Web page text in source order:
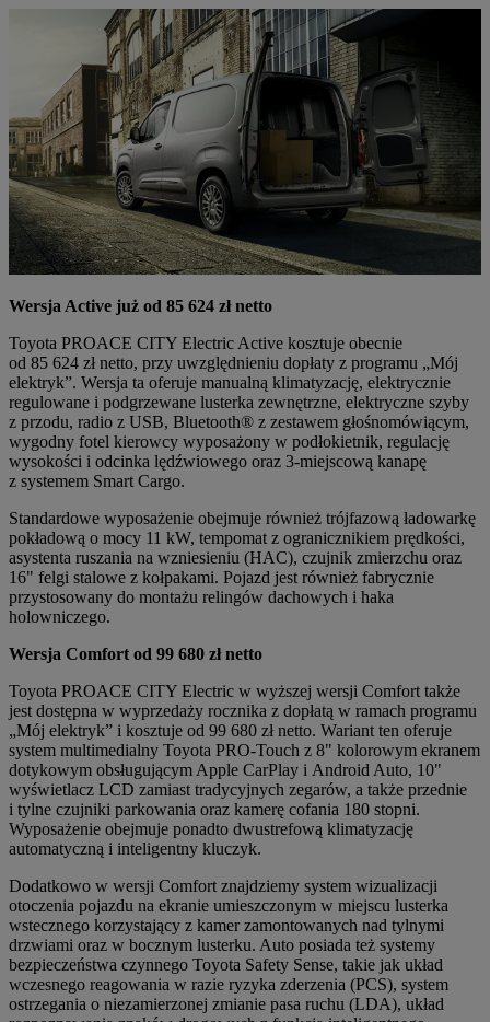
Wersja Active już od 85 624 zł netto
Toyota PROACE CITY Electric Active kosztuje obecnie
od 85 624 zł netto, przy uwzględnieniu dopłaty z programu „Mój
elektryk”. Wersja ta oferuje manualną klimatyzację, elektrycznie
regulowane i podgrzewane lusterka zewnętrzne, elektryczne szyby
z przodu, radio z USB, Bluetooth® z zestawem głośnomówiącym,
wygodny fotel kierowcy wyposażony w podłokietnik, regulację
wysokości i odcinka lędźwiowego oraz 3-miejscową kanapę
z systemem Smart Cargo.
Standardowe wyposażenie obejmuje również trójfazową ładowarkę
pokładową o mocy 11 kW, tempomat z ogranicznikiem prędkości,
asystenta ruszania na wzniesieniu (HAC), czujnik zmierzchu oraz
16" felgi stalowe z kołpakami. Pojazd jest również fabrycznie
przystosowany do montażu relingów dachowych i haka
holowniczego.
Wersja Comfort od 99 680 zł netto
Toyota PROACE CITY Electric w wyższej wersji Comfort także
jest dostępna w wyprzedaży rocznika z dopłatą w ramach programu
„Mój elektryk” i kosztuje od 99 680 zł netto. Wariant ten oferuje
system multimedialny Toyota PRO-Touch z 8" kolorowym ekranem
dotykowym obsługującym Apple CarPlay i Android Auto, 10"
wyświetlacz LCD zamiast tradycyjnych zegarów, a także przednie
i tylne czujniki parkowania oraz kamerę cofania 180 stopni.
Wyposażenie obejmuje ponadto dwustrefową klimatyzację
automatyczną i inteligentny kluczyk.
Dodatkowo w wersji Comfort znajdziemy system wizualizacji
otoczenia pojazdu na ekranie umieszczonym w miejscu lusterka
wstecznego korzystający z kamer zamontowanych nad tylnymi
drzwiami oraz w bocznym lusterku. Auto posiada też systemy
bezpieczeństwa czynnego Toyota Safety Sense, takie jak układ
wczesnego reagowania w razie ryzyka zderzenia (PCS), system
ostrzegania o niezamierzonej zmianie pasa ruchu (LDA), układ